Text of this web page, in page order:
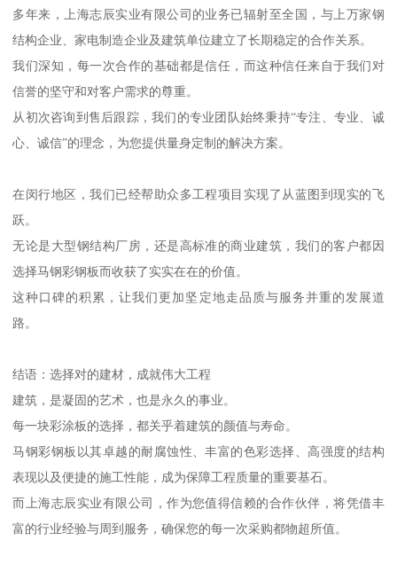
多年来，上海志辰实业有限公司的业务已辐射至全国，与上万家钢
结构企业、家电制造企业及建筑单位建立了长期稳定的合作关系。
我们深知，每一次合作的基础都是信任，而这种信任来自于我们对
信誉的坚守和对客户需求的尊重。
从初次咨询到售后跟踪，我们的专业团队始终秉持“专注、专业、诚
心、诚信”的理念，为您提供量身定制的解决方案。
在闵行地区，我们已经帮助众多工程项目实现了从蓝图到现实的飞
跃。
无论是大型钢结构厂房，还是高标准的商业建筑，我们的客户都因
选择马钢彩钢板而收获了实实在在的价值。
这种口碑的积累，让我们更加坚定地走品质与服务并重的发展道
路。
结语：选择对的建材，成就伟大工程
建筑，是凝固的艺术，也是永久的事业。
每一块彩涂板的选择，都关乎着建筑的颜值与寿命。
马钢彩钢板以其卓越的耐腐蚀性、丰富的色彩选择、高强度的结构
表现以及便捷的施工性能，成为保障工程质量的重要基石。
而上海志辰实业有限公司，作为您值得信赖的合作伙伴，将凭借丰
富的行业经验与周到服务，确保您的每一次采购都物超所值。